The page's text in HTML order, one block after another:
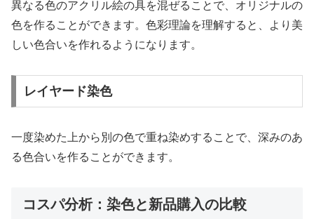
異なる色のアクリル絵の具を混ぜることで、オリジナルの
色を作ることができます。色彩理論を理解すると、より美
しい色合いを作れるようになります。
レイヤード染色
一度染めた上から別の色で重ね染めすることで、深みのあ
る色合いを作ることができます。
コスパ分析：染色と新品購入の比較